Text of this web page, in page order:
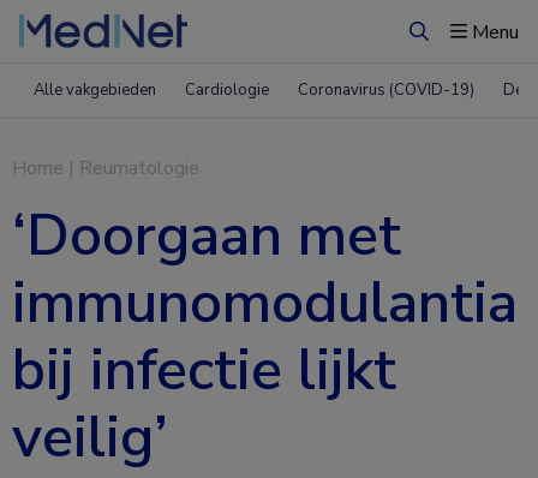
ZoekenMenu
Alle vakgebieden Cardiologie Coronavirus (COVID-19)
Home | Reumatologie
‘Doorgaan met
immunomodulantia
bij infectie lijkt
veilig’